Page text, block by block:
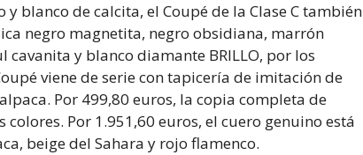
blanco de calcita, el Coupé de la Clase C también
negro magnetita, negro obsidiana, marrón
y blanco diamante BRILLO, por los
viene de serie con tapicería de imitación de
Por 499,80 euros, la copia completa de
Por 1.951,60 euros, el cuero genuino está
beige del Sahara y rojo flamenco.